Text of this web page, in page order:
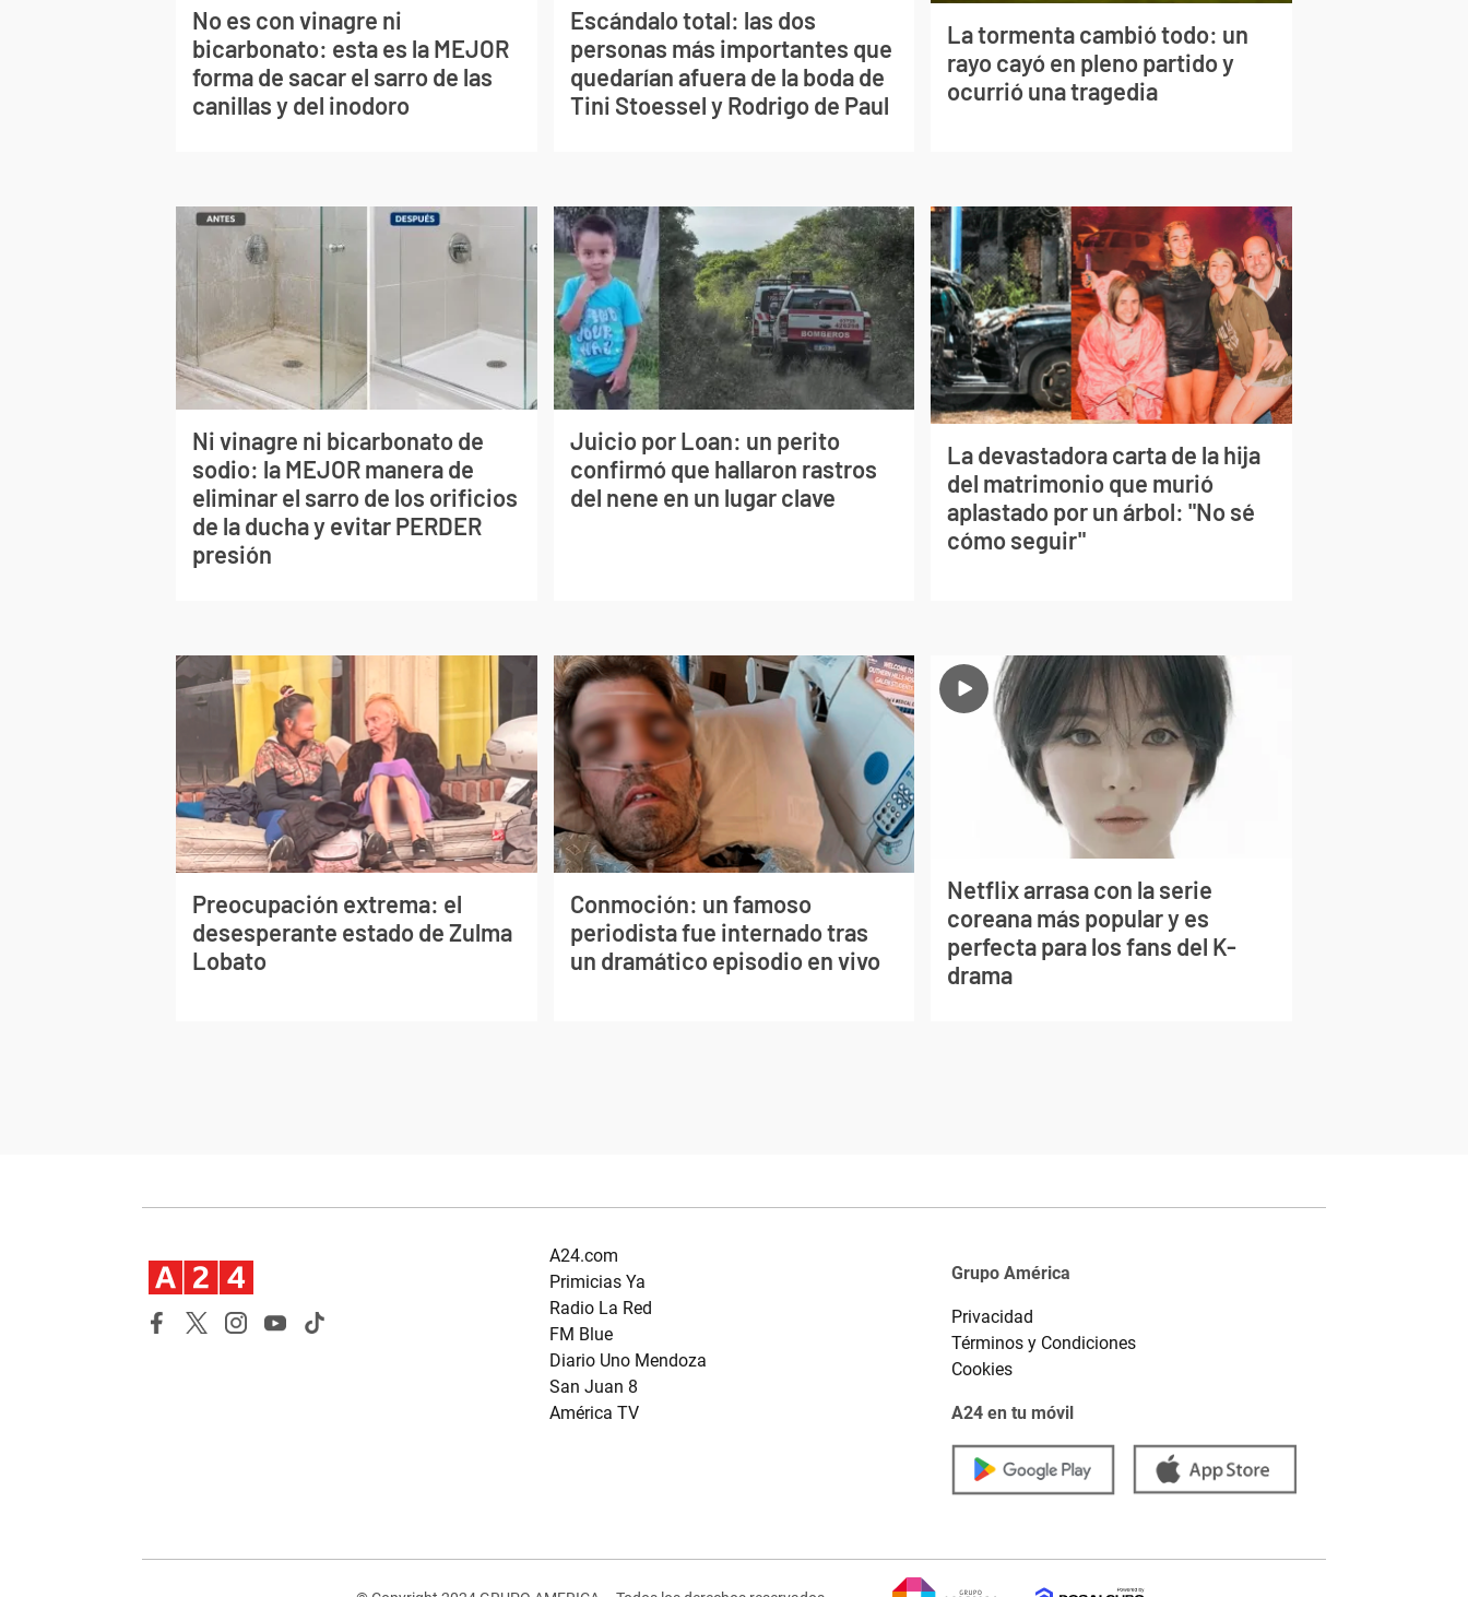
No es con vinagre ni
bicarbonato: esta es la MEJOR
forma de sacar el sarro de las
canillas y del inodoro
Escándalo total: las dos
personas más importantes que
quedarían afuera de la boda de
Tini Stoessel y Rodrigo de Paul
La tormenta cambió todo: un
rayo cayó en pleno partido y
ocurrió una tragedia
Ni vinagre ni bicarbonato de
sodio: la MEJOR manera de
eliminar el sarro de los orificios
de la ducha y evitar PERDER
presión
Juicio por Loan: un perito
confirmó que hallaron rastros
del nene en un lugar clave
La devastadora carta de la hija
del matrimonio que murió
aplastado por un árbol: "No sé
cómo seguir"
Preocupación extrema: el
desesperante estado de Zulma
Lobato
Conmoción: un famoso
periodista fue internado tras
un dramático episodio en vivo
Netflix arrasa con la serie
coreana más popular y es
perfecta para los fans del K-
drama
A24.com
Primicias Ya
Radio La Red
FM Blue
Diario Uno Mendoza
San Juan 8
América TV
Grupo América
Privacidad
Términos y Condiciones
Cookies
A24 en tu móvil